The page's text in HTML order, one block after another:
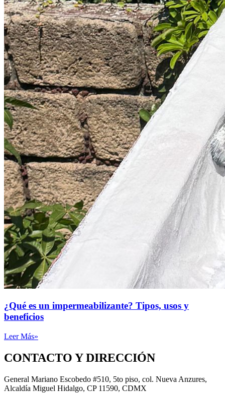
¿Qué es un impermeabilizante? Tipos, usos y
beneficios
Leer Más»
CONTACTO Y DIRECCIÓN
General Mariano Escobedo #510, 5to piso, col. Nueva Anzures,
Alcaldía Miguel Hidalgo, CP 11590, CDMX